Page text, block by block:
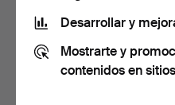
Desarrollar y
Mostrarte y
contenidos en